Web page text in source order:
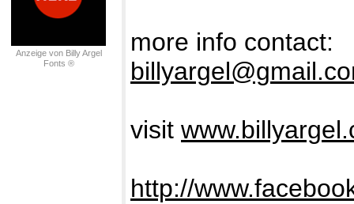
Anzeige von Billy Argel
Fonts ®
more info contact:
visit
http://